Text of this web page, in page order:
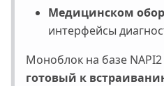
Медицинском
интерфейсы
Моноблок на базе NAPI2
готовый к